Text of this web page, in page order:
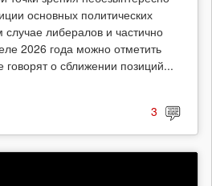
основных политических
случае либералов и частично
2026 года можно отметить
говорят о сближении позиций...
3